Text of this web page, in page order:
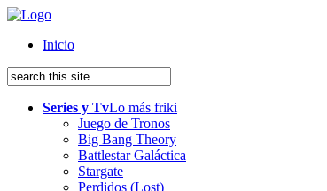
Inicio
Series y TvLo más friki
Juego de Tronos
Big Bang Theory
Battlestar Galáctica
Stargate
Perdidos (Lost)